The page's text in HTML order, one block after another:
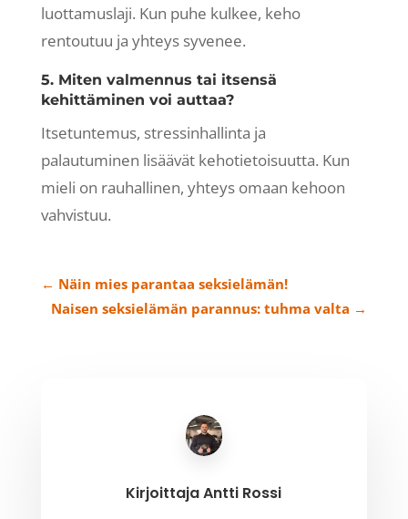
luottamuslaji. Kun puhe kulkee, keho
rentoutuu ja yhteys syvenee.
5. Miten valmennus tai itsensä
kehittäminen voi auttaa?
Itsetuntemus, stressinhallinta ja
palautuminen lisäävät kehotietoisuutta. Kun
mieli on rauhallinen, yhteys omaan kehoon
vahvistuu.
← Näin mies parantaa seksielämän!
Naisen seksielämän parannus: tuhma valta →
KirjoittajaAntti Rossi